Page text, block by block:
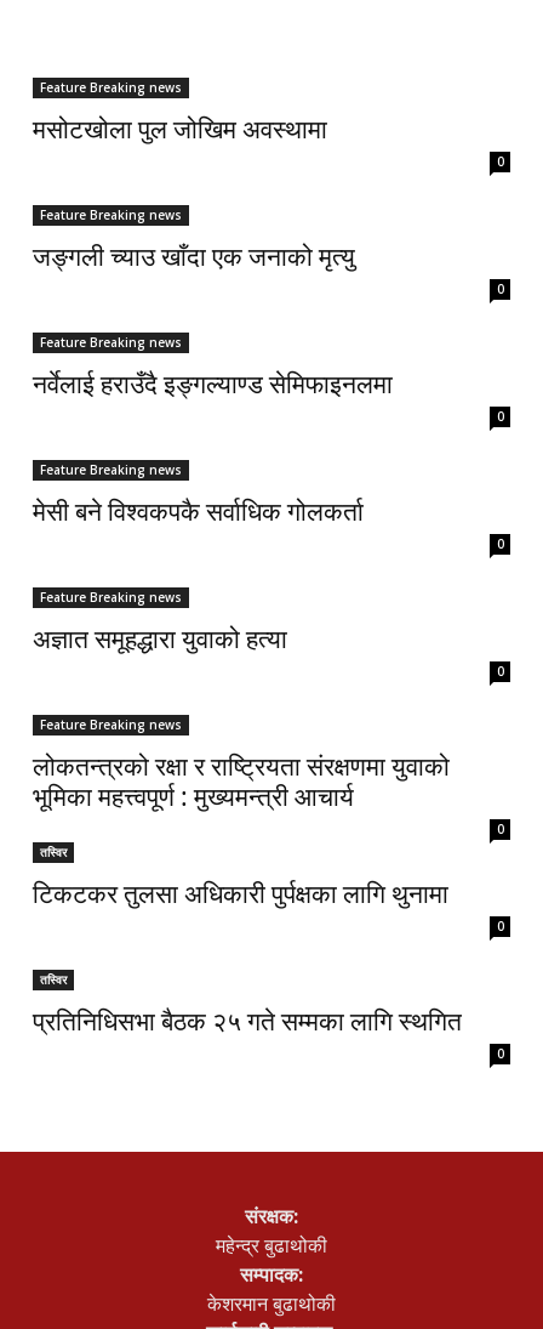
Feature Breaking news
मसोटखोला पुल जोखिम अवस्थामा
0
Feature Breaking news
जङ्गली च्याउ खाँदा एक जनाको मृत्यु
0
Feature Breaking news
नर्वेलाई हराउँदै इङ्गल्याण्ड सेमिफाइनलमा
0
Feature Breaking news
मेसी बने विश्वकपकै सर्वाधिक गोलकर्ता
0
Feature Breaking news
अज्ञात समूहद्धारा युवाको हत्या
0
Feature Breaking news
लोकतन्त्रको रक्षा र राष्ट्रियता संरक्षणमा युवाको
भूमिका महत्त्वपूर्ण : मुख्यमन्त्री आचार्य
0
तस्विर
टिकटकर तुलसा अधिकारी पुर्पक्षका लागि थुनामा
0
तस्विर
प्रतिनिधिसभा बैठक २५ गते सम्मका लागि स्थगित
0
संरक्षक:
महेन्द्र बुढाथोकी
सम्पादक:
केशरमान बुढाथोकी